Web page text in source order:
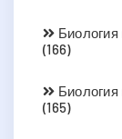
(166)
(165)